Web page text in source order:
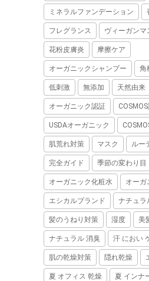
ミネラルファンデーション
フレグランス ヴィーガンマ
花粉皮膚炎 摩擦ケア
オーガニックシャンプー 角
低刺激 無添加 天然由来
オーガニック認証
USDAオーガニック
肌荒れ対策 マスク ルー
完全ガイド 季節の変わり目
オーガニック化粧水 オーガ
エシカルブランド ナチュラ
髪のうねり対策 湿度 美
ナチュラル 消臭 汗 におい
肌の乾燥対策 隠れ乾燥
夏 オフィス 乾燥 夏 インナ